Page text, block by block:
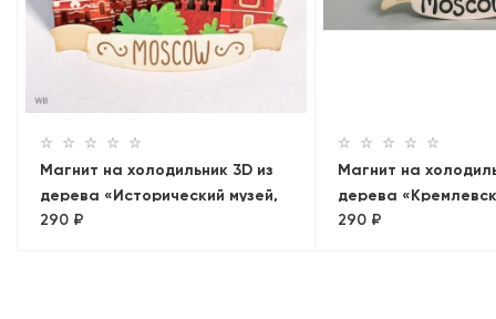
Магнит на холодильник 3D из
дерева «Исторический музей,
Кремль, ГУМ. Панорама»
290 ₽
Магнит на
дерева
Москва
290 ₽